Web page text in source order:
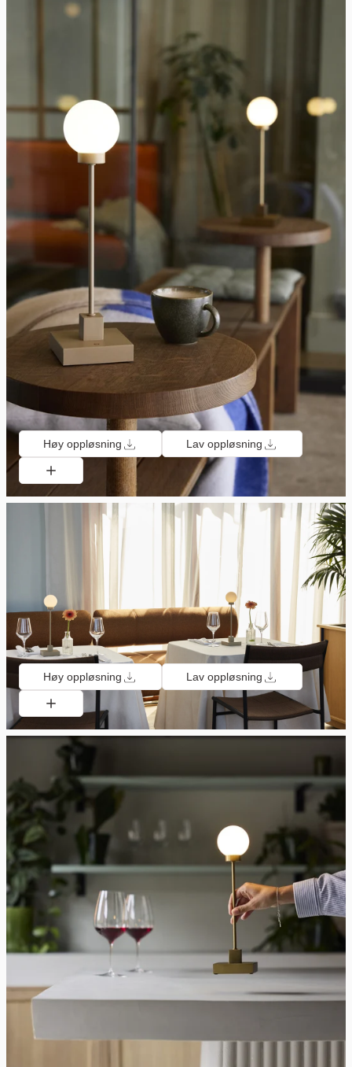
Høy oppløsning Lav oppløsning
Høy oppløsning Lav oppløsning